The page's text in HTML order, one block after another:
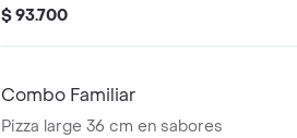
+ 2 bebida 400ml
$ 93.700
Combo Familiar
Pizza large 36 cm en sabores